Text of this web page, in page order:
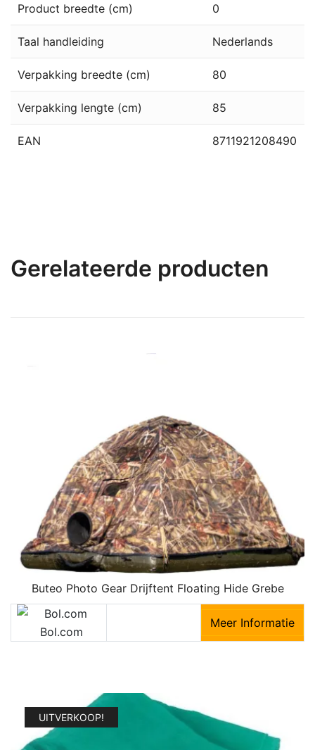
Product breedte (cm) 0
Taal handleiding Nederlands
Verpakking breedte (cm) 80
Verpakking lengte (cm) 85
EAN 8711921208490
Gerelateerde producten
Buteo Photo Gear Drijftent Floating Hide Grebe
Bol.com
Meer Informatie
UITVERKOOP!